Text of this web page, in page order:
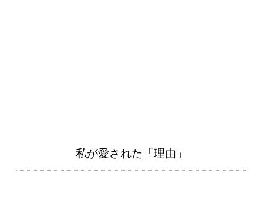
私が愛された「理由」